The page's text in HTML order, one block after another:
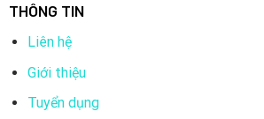
THÔNG TIN
Liên hệ
Giới thiệu
Tuyển dụng